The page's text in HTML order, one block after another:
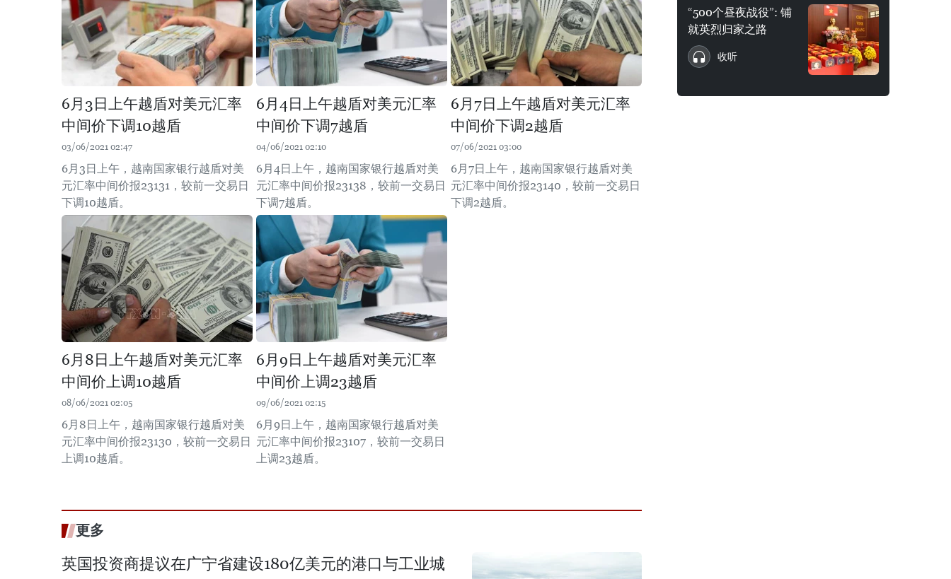
6月3日上午越盾对美元汇率
中间价下调10越盾
03/06/2021 02:47
6月3日上午，越南国家银行越盾对美
元汇率中间价报23131，较前一交易日
下调10越盾。
6月4日上午越盾对美元汇率
中间价下调7越盾
04/06/2021 02:10
6月4日上午，越南国家银行越盾对美
元汇率中间价报23138，较前一交易日
下调7越盾。
6月7日上午越盾对美元汇率
中间价下调2越盾
07/06/2021 03:00
6月7日上午，越南国家银行越盾对美
元汇率中间价报23140，较前一交易日
下调2越盾。
6月8日上午越盾对美元汇率
中间价上调10越盾
08/06/2021 02:05
6月8日上午，越南国家银行越盾对美
元汇率中间价报23130，较前一交易日
上调10越盾。
6月9日上午越盾对美元汇率
中间价上调23越盾
09/06/2021 02:15
6月9日上午，越南国家银行越盾对美
元汇率中间价报23107，较前一交易日
上调23越盾。
更多
英国投资商提议在广宁省建设180亿美元的港口与工业城
“500个昼夜战役”: 铺
就英烈归家之路
收听